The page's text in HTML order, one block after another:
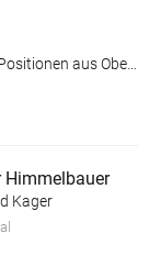
UPPER ART - Aktuelle Positionen aus Oberösterreich. Ausstellung in der Galerie im Granitmuseum Schärding
Himmelbauer
Kager